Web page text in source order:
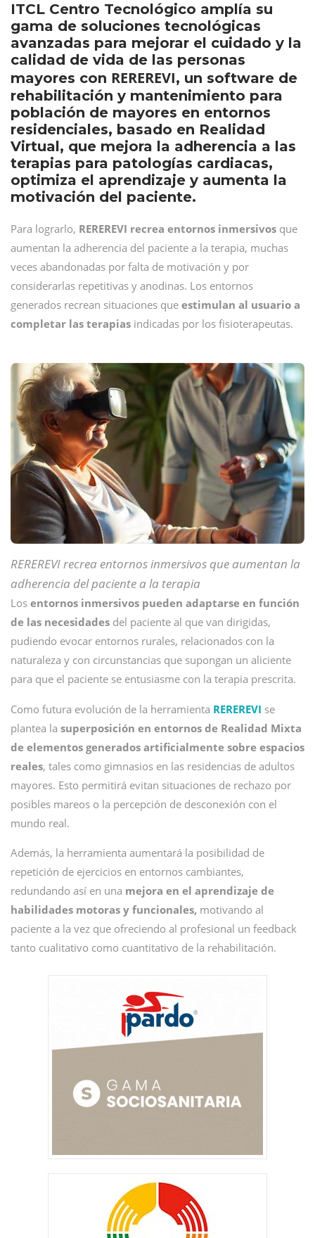
ITCL Centro Tecnológico amplía su
gama de soluciones tecnológicas
avanzadas para mejorar el cuidado y la
calidad de vida de las personas
mayores con REREREVI, un software de
rehabilitación y mantenimiento para
población de mayores en entornos
residenciales, basado en Realidad
Virtual, que mejora la adherencia a las
terapias para patologías cardiacas,
optimiza el aprendizaje y aumenta la
motivación del paciente.
Para lograrlo, REREREVI recrea entornos inmersivos que
aumentan la adherencia del paciente a la terapia, muchas
veces abandonadas por falta de motivación y por
considerarlas repetitivas y anodinas. Los entornos
generados recrean situaciones que estimulan al usuario a
completar las terapias indicadas por los fisioterapeutas.
REREREVI recrea entornos inmersivos que aumentan la
adherencia del paciente a la terapia
Los entornos inmersivos pueden adaptarse en función
de las necesidades del paciente al que van dirigidas,
pudiendo evocar entornos rurales, relacionados con la
naturaleza y con circunstancias que supongan un aliciente
para que el paciente se entusiasme con la terapia prescrita.
Como futura evolución de la herramienta REREREVI se
plantea la superposición en entornos de Realidad Mixta
de elementos generados artificialmente sobre espacios
reales, tales como gimnasios en las residencias de adultos
mayores. Esto permitirá evitan situaciones de rechazo por
posibles mareos o la percepción de desconexión con el
mundo real.
Además, la herramienta aumentará la posibilidad de
repetición de ejercicios en entornos cambiantes,
redundando así en una mejora en el aprendizaje de
habilidades motoras y funcionales, motivando al
paciente a la vez que ofreciendo al profesional un feedback
tanto cualitativo como cuantitativo de la rehabilitación.